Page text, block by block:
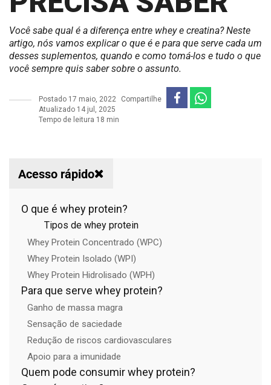
Você sabe qual é a diferença entre whey e creatina? Neste
artigo, nós vamos explicar o que é e para que serve cada um
desses suplementos, quando e como tomá-los e tudo o que
você sempre quis saber sobre o assunto.
Postado 17 maio, 2022
Atualizado 14 jul, 2025
Tempo de leitura 18 min
Compartilhe
Acesso rápido
O que é whey protein?
Tipos de whey protein
Whey Protein Concentrado (WPC)
Whey Protein Isolado (WPI)
Whey Protein Hidrolisado (WPH)
Para que serve whey protein?
Ganho de massa magra
Sensação de saciedade
Redução de riscos cardiovasculares
Apoio para a imunidade
Quem pode consumir whey protein?